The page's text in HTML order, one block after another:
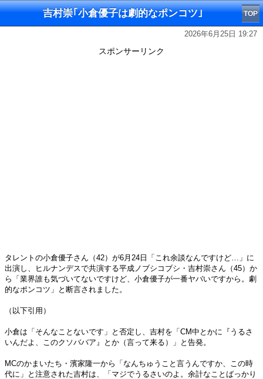
吉村崇｢小倉優子は劇的なポンコツ｣ TOP
2026年6月25日 19:27
スポンサーリンク
タレントの小倉優子さん（42）が6月24日「これ余談なんですけど…」に
出演し、ヒルナンデスで共演する平成ノブシコブシ・吉村崇さん（45）か
ら「業界誰も気づいてないですけど、小倉優子が一番ヤバいですから。劇
的なポンコツ」と断言されました。
（以下引用）
小倉は「そんなことないです」と否定し、吉村を「CM中とかに『うるさ
いんだよ、このクソババア』とか（言って来る）」と告発。
MCのかまいたち・濱家隆一から「なんちゅうこと言うんですか、この時
代に」と注意された吉村は、「マジでうるさいのよ。余計なことばっかり